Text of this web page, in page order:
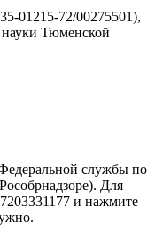
01215-72/00275501),
Тюменской
службы по
Для
и нажмите